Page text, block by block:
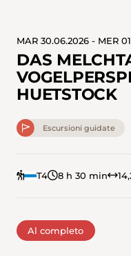
MAR 30.06.2026 - MER
DAS
HUETSTOCK
Escursioni guidate
T4 8 h 30 min
Al completo